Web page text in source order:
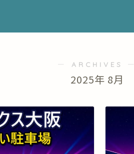
― ARCHIVES ―
2025年 8月